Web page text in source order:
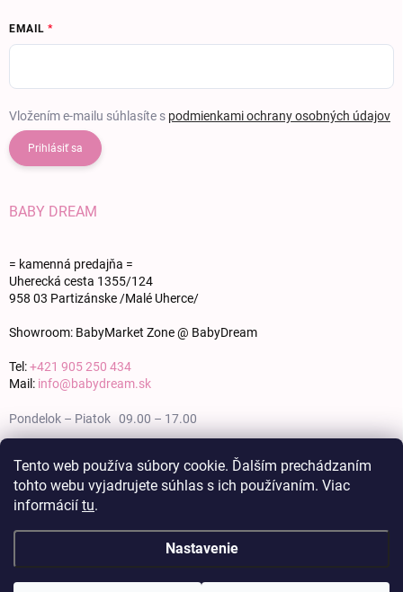
Tento web používa súbory cookie. Ďalším prechádzaním
tohto webu vyjadrujete súhlas s ich používaním. Viac
informácií tu.
Nastavenie
EMAIL
Vložením e-mailu súhlasíte s podmienkami ochrany osobných údajov
Prihlásiť sa
BABY DREAM
= kamenná predajňa =
Uherecká cesta 1355/124
958 03 Partizánske /Malé Uherce/
Showroom: BabyMarket Zone @ BabyDream
Tel:+421 905 250 434
Mail: info@babydream.sk
Pondelok – Piatok 09.00 – 17.00
Nedeľa zatvorené
Copyright 2026BABY DREAM. Všetky práva vyhradené.Upraviť nastavenie